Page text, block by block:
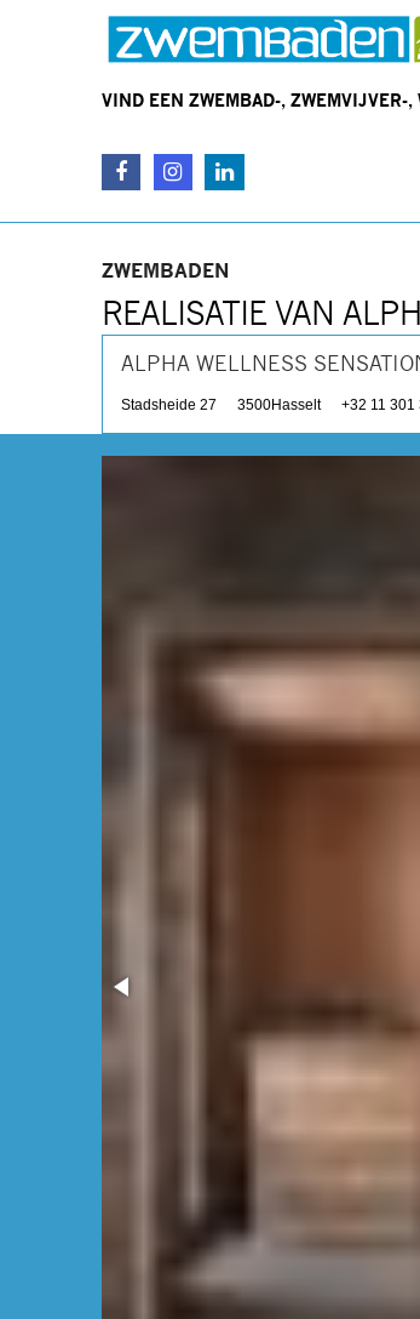
VIND EEN ZWEMBAD-,
ZWEMBADEN
REALISATIE VAN
ALPHA WELLNESS
Stadsheide 27 3500Hasselt +32 11 301